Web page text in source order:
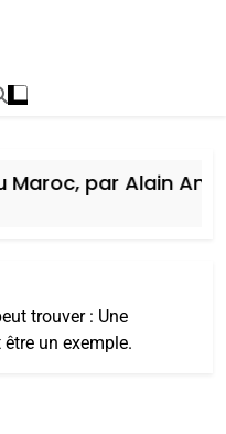
par Alain Amiel
trouver : Une
un exemple.